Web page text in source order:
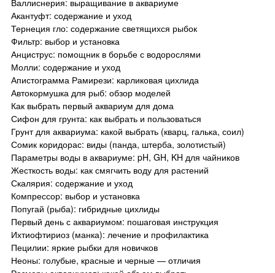
Акантуфт: содержание и уход
Тернеция гло: содержание светящихся рыбок
Фильтр: выбор и установка
Анциструс: помощник в борьбе с водорослями
Молли: содержание и уход
Апистограмма Рамирези: карликовая цихлида
Автокормушка для рыб: обзор моделей
Как выбрать первый аквариум для дома
Сифон для грунта: как выбрать и пользоваться
Грунт для аквариума: какой выбрать (кварц, галька, соил)
Сомик коридорас: виды (панда, штерба, золотистый)
Параметры воды в аквариуме: pH, GH, KH для чайников
Жесткость воды: как смягчить воду для растений
Скалярия: содержание и уход
Компрессор: выбор и установка
Попугай (рыба): гибридные цихлиды
Первый день с аквариумом: пошаговая инструкция
Ихтиофтириоз (манка): лечение и профилактика
Пецилии: яркие рыбки для новичков
Неоны: голубые, красные и черные — отличия